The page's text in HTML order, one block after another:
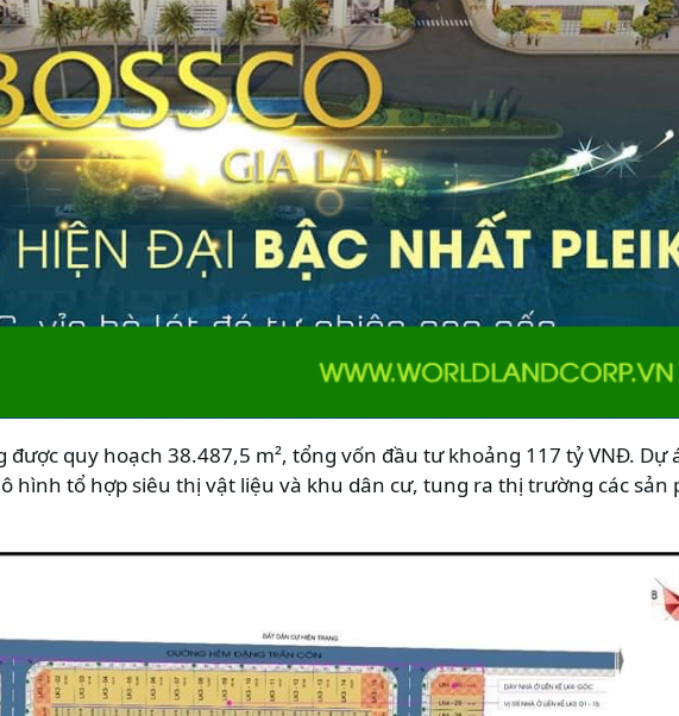
được quy hoạch 38.487,5 m², tổng vốn đầu tư khoảng 117 tỷ VNĐ. Dự
hình tổ hợp siêu thị vật liệu và khu dân cư, tung ra thị trường các sản